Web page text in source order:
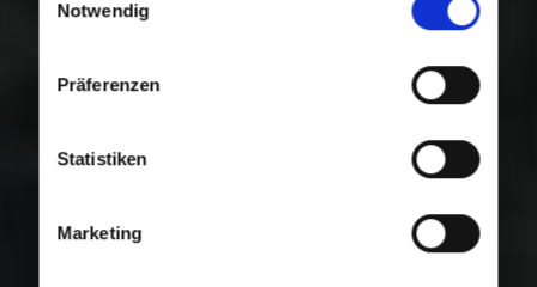
Nutzung der Dienste gesammelt haben.
Notwendig
Präferenzen
Statistiken
Marketing